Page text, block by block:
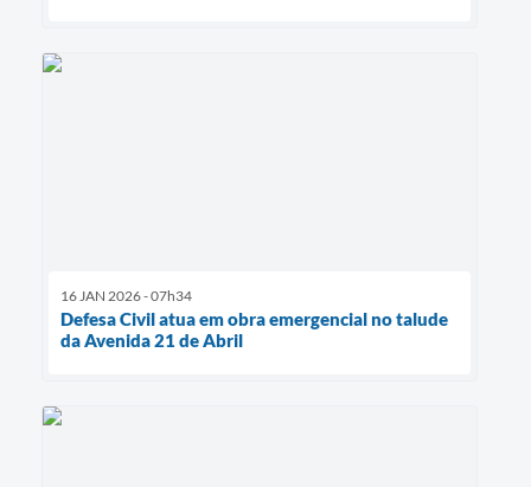
16 JAN 2026 - 07h34
Defesa Civil atua em obra emergencial no talude
da Avenida 21 de Abril